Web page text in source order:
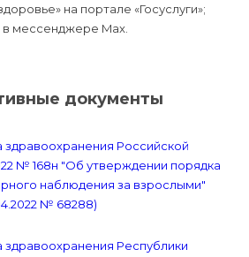
на портале «Госуслуги»;
мессенджере Max.
документы
Российской
№ 168н "Об утверждении порядка
наблюдения за взрослыми"
№ 68288)
Республики